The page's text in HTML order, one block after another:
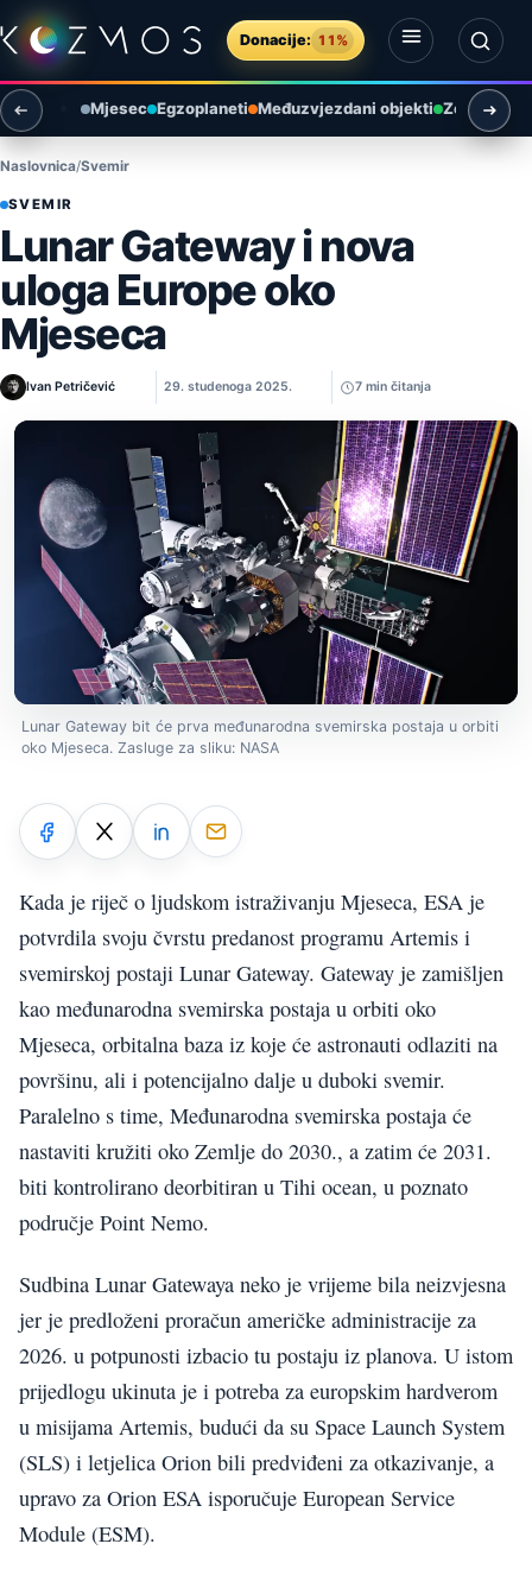
Preskoči na sadržaj
Donacije: 11%
Otvori izbornik
Otvori pretragu
Mjesec Egzoplaneti Međuzvjezdani objekti Zemlja i
Naslovnica Svemir
SVEMIR
Lunar Gateway i nova
uloga Europe oko
Mjeseca
Ivan Petričević 29. studenoga 2025. 7 min čitanja
Lunar Gateway bit će prva međunarodna svemirska postaja u orbiti
oko Mjeseca. Zasluge za sliku: NASA
Kada je riječ o ljudskom istraživanju Mjeseca, ESA je
potvrdila svoju čvrstu predanost programu Artemis i
svemirskoj postaji Lunar Gateway. Gateway je zamišljen
kao međunarodna svemirska postaja u orbiti oko
Mjeseca, orbitalna baza iz koje će astronauti odlaziti na
površinu, ali i potencijalno dalje u duboki svemir.
Paralelno s time, Međunarodna svemirska postaja će
nastaviti kružiti oko Zemlje do 2030., a zatim će 2031.
biti kontrolirano deorbitiran u Tihi ocean, u poznato
područje Point Nemo.
Sudbina Lunar Gatewaya neko je vrijeme bila neizvjesna
jer je predloženi proračun američke administracije za
2026. u potpunosti izbacio tu postaju iz planova. U istom
prijedlogu ukinuta je i potreba za europskim hardverom
u misijama Artemis, budući da su Space Launch System
(SLS) i letjelica Orion bili predviđeni za otkazivanje, a
upravo za Orion ESA isporučuje European Service
Module (ESM).